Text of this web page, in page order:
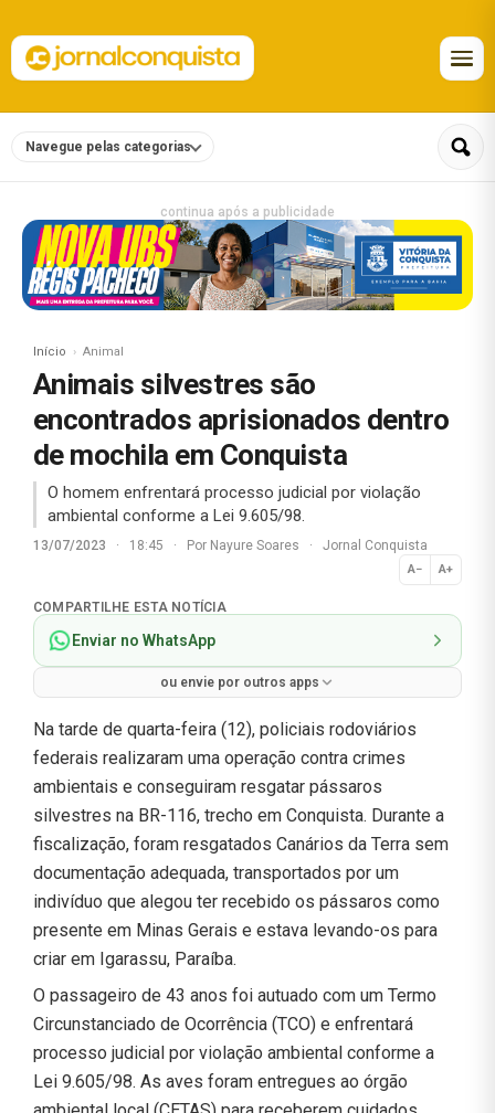
Navegue pelas categorias
continua após a publicidade
Início Animal
Animais silvestres são
encontrados aprisionados dentro
de mochila em Conquista
O homem enfrentará processo judicial por violação
ambiental conforme a Lei 9.605/98.
13/07/2023 · 18:45 · Por Nayure Soares · Jornal Conquista
A− A+
Normal
COMPARTILHE ESTA NOTÍCIA
Enviar no WhatsApp
ou envie por outros apps
Na tarde de quarta-feira (12), policiais rodoviários
federais realizaram uma operação contra crimes
ambientais e conseguiram resgatar pássaros
silvestres na BR-116, trecho em Conquista. Durante a
fiscalização, foram resgatados Canários da Terra sem
documentação adequada, transportados por um
indivíduo que alegou ter recebido os pássaros como
presente em Minas Gerais e estava levando-os para
criar em Igarassu, Paraíba.
O passageiro de 43 anos foi autuado com um Termo
Circunstanciado de Ocorrência (TCO) e enfrentará
processo judicial por violação ambiental conforme a
Lei 9.605/98. As aves foram entregues ao órgão